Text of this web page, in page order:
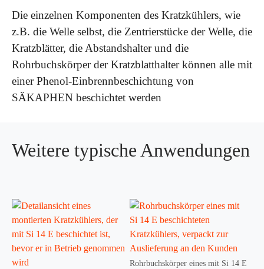
Die einzelnen Komponenten des Kratzkühlers, wie
z.B. die Welle selbst, die Zentrierstücke der Welle, die
Kratzblätter, die Abstandshalter und die
Rohrbuchskörper der Kratzblatthalter können alle mit
einer Phenol-Einbrennbeschichtung von
SÄKAPHEN beschichtet werden
Weitere typische Anwendungen
Rohrbuchskörper eines mit Si 14 E